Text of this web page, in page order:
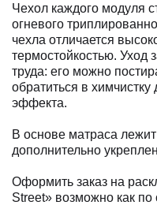
Чехол каждого модуля
огневого
чехла отличается
термостойкостью. Уход
труда: его можно
обратиться в
эффекта.
В основе матраса
дополнительно
Оформить заказ на
Street» возможно как